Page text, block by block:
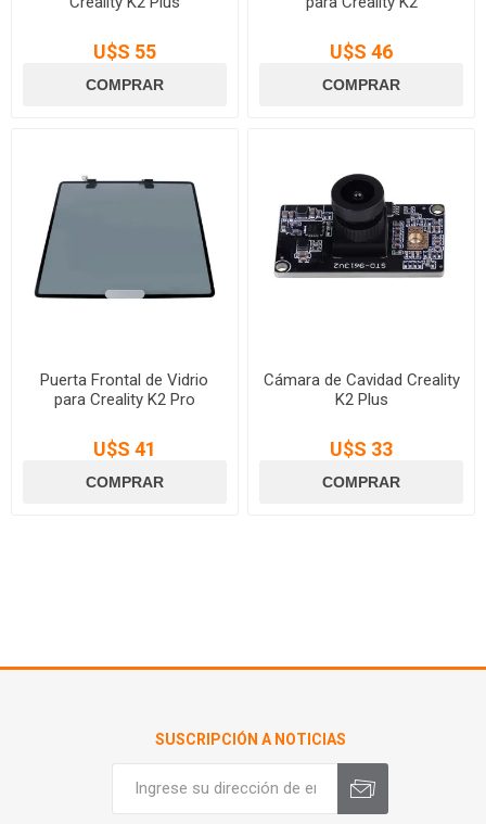
U$S 55 U$S 46
Puerta Frontal de Vidrio
para Creality K2 Pro
U$S 41
Cámara de Cavidad Creality
K2 Plus
U$S 33
SUSCRIPCIÓN A NOTICIAS